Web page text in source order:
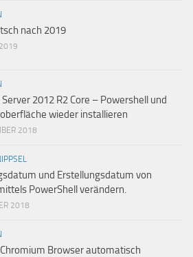
nach 2019
2012 R2 Core – Powershell und
wieder installieren
2018
und Erstellungsdatum von
PowerShell verändern.
2018
Browser automatisch